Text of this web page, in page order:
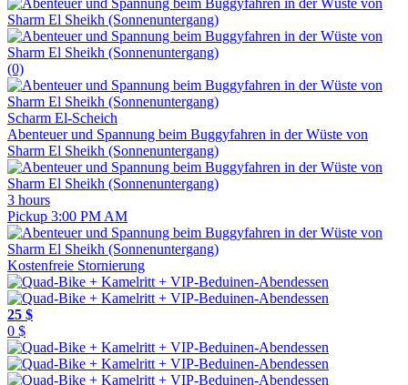
(0)
Scharm El-Scheich
Abenteuer und Spannung beim Buggyfahren in der Wüste von
Sharm El Sheikh (Sonnenuntergang)
3 hours
Pickup 3:00 PM AM
Kostenfreie Stornierung
25 $
0 $